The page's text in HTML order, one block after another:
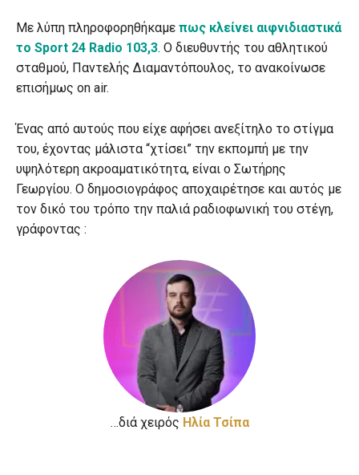
Με λύπη πληροφορηθήκαμε πως κλείνει αιφνιδιαστικά
το Sport 24 Radio 103,3. Ο διευθυντής του αθλητικού
σταθμού, Παντελής Διαμαντόπουλος, το ανακοίνωσε
επισήμως on air.
Ένας από αυτούς που είχε αφήσει ανεξίτηλο το στίγμα
του, έχοντας μάλιστα “χτίσει” την εκπομπή με την
υψηλότερη ακροαματικότητα, είναι ο Σωτήρης
Γεωργίου. Ο δημοσιογράφος αποχαιρέτησε και αυτός με
τον δικό του τρόπο την παλιά ραδιοφωνική του στέγη,
γράφοντας :
…διά χειρός Hλία Τσίπα